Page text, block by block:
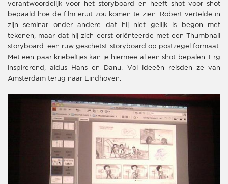
verantwoordelijk voor het storyboard en heeft shot voor shot
bepaald hoe de film eruit zou komen te zien. Robert vertelde in
zijn seminar onder andere dat hij niet gelijk is begon met
tekenen, maar dat hij zich eerst oriënteerde met een Thumbnail
storyboard: een ruw geschetst storyboard op postzegel formaat.
Met een paar kriebeltjes kan je hiermee al een shot bepalen. Erg
inspirerend, aldus Hans en Danu. Vol ideeën reisden ze van
Amsterdam terug naar Eindhoven.